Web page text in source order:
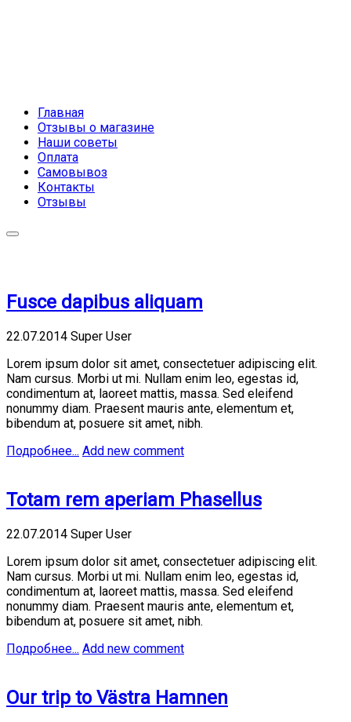
Главная
Отзывы о магазине
Наши советы
Оплата
Самовывоз
Контакты
Отзывы
Fusce dapibus aliquam
22.07.2014 Super User
Lorem ipsum dolor sit amet, consectetuer adipiscing elit.
Nam cursus. Morbi ut mi. Nullam enim leo, egestas id,
condimentum at, laoreet mattis, massa. Sed eleifend
nonummy diam. Praesent mauris ante, elementum et,
bibendum at, posuere sit amet, nibh.
Подробнее... Add new comment
Totam rem aperiam Phasellus
22.07.2014 Super User
Lorem ipsum dolor sit amet, consectetuer adipiscing elit.
Nam cursus. Morbi ut mi. Nullam enim leo, egestas id,
condimentum at, laoreet mattis, massa. Sed eleifend
nonummy diam. Praesent mauris ante, elementum et,
bibendum at, posuere sit amet, nibh.
Подробнее... Add new comment
Our trip to Västra Hamnen